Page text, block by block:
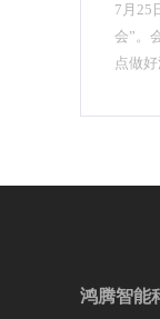
7月25
会”。
点做
鸿腾智能